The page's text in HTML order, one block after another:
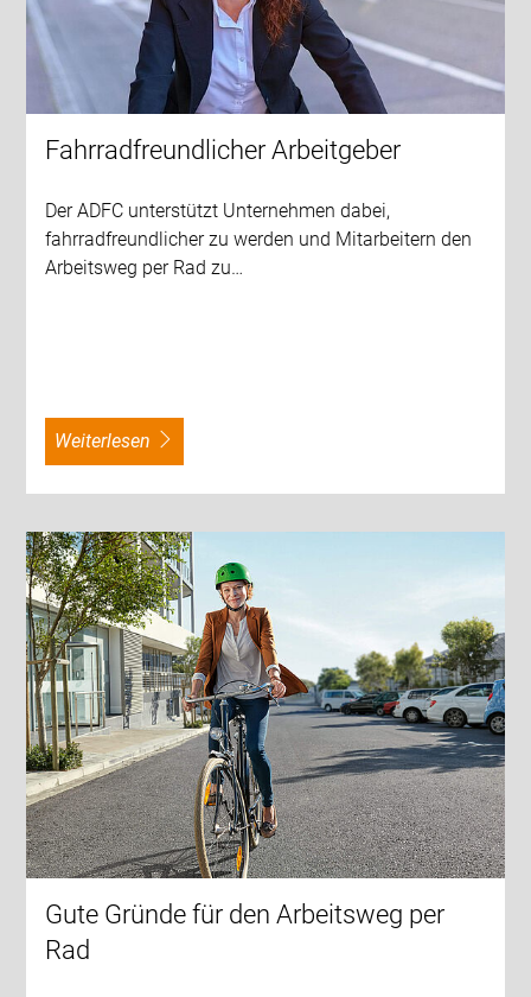
Fahrradfreundlicher Arbeitgeber
Der ADFC unterstützt Unternehmen dabei,
fahrradfreundlicher zu werden und Mitarbeitern den
Arbeitsweg per Rad zu…
weiterlesen
Gute Gründe für den Arbeitsweg per
Rad